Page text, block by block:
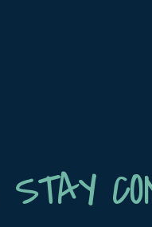
STAY